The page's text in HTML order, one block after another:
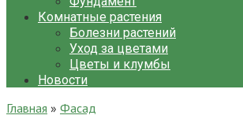
Комнатные растения
Болезни растений
Уход за цветами
Цветы и клумбы
Новости
Главная » Фасад